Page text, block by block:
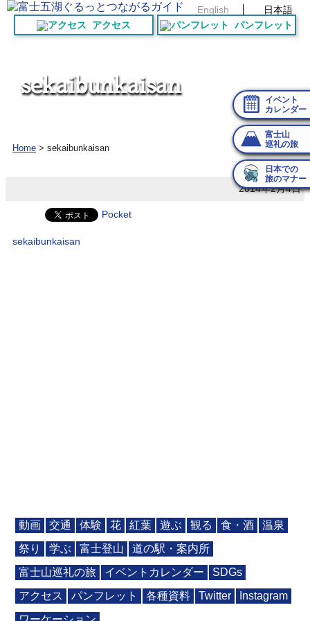
English
日本語
アクセス
パンフレット
イベント
カレンダー
富士山
巡礼の旅
日本での
旅のマナー
sekaibunkaisan
Home > sekaibunkaisan
2014年2月4日
Pocket
sekaibunkaisan
動画 交通 体験 花 紅葉 遊ぶ 観る 食・酒
温泉
祭り
学ぶ 富士登山
道の駅・案内所
富士山巡礼の旅
イベントカレンダー
SDGs
アクセス
パンフレット 各種資料 Twitter
Instagram